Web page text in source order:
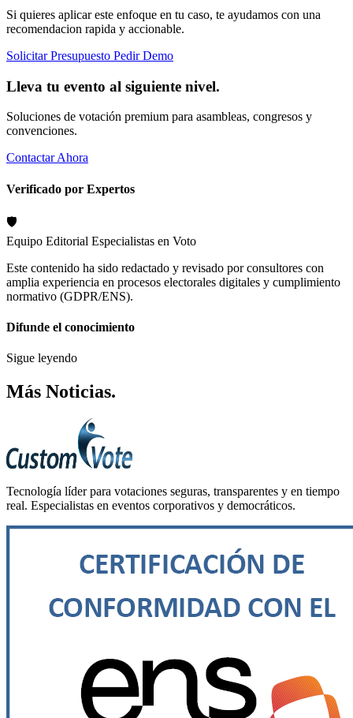
Si quieres aplicar este enfoque en tu caso, te ayudamos con una
recomendacion rapida y accionable.
Solicitar Presupuesto Pedir Demo
Lleva tu evento al siguiente nivel.
Soluciones de votación premium para asambleas, congresos y
convenciones.
Contactar Ahora
Verificado por Expertos
🛡️
Equipo Editorial Especialistas en Voto
Este contenido ha sido redactado y revisado por consultores con
amplia experiencia en procesos electorales digitales y cumplimiento
normativo (GDPR/ENS).
Difunde el conocimiento
Sigue leyendo
Más Noticias.
Tecnología líder para votaciones seguras, transparentes y en tiempo
real. Especialistas en eventos corporativos y democráticos.